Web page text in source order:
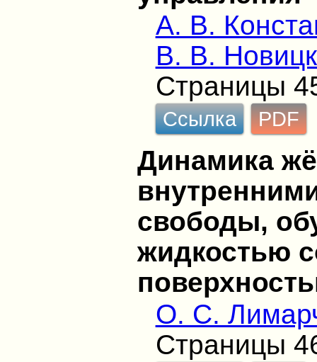
А. В.
В. В.
Страницы
Ссылка PDF
Динамика
свободы,
жидкостью
О. С.
Страницы